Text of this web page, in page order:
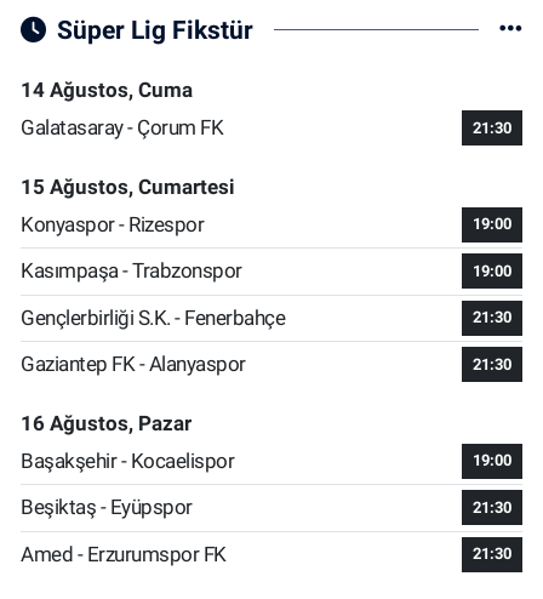
Süper Lig Fikstür
14 Ağustos, Cuma
Galatasaray - Çorum FK
21:30
15 Ağustos, Cumartesi
Konyaspor - Rizespor
19:00
Kasımpaşa - Trabzonspor 19:00
Gençlerbirliği S.K. - Fenerbahçe 21:30
Gaziantep FK - Alanyaspor 21:30
16 Ağustos, Pazar
Başakşehir - Kocaelispor
19:00
Beşiktaş - Eyüpspor 21:30
Amed - Erzurumspor FK 21:30